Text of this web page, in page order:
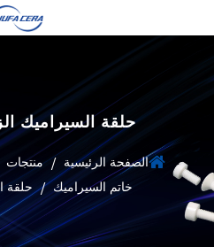
حلقة السيراميك
الصفحة الرئيسية / منتجات
خاتم السيراميك / حلقة